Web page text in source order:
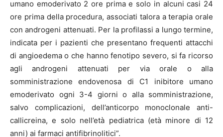
umano emoderivato 2 ore prima e solo in alcuni casi 24
ore prima della procedura, associati talora a terapia orale
con androgeni attenuati. Per la profilassi a lungo termine,
indicata per i pazienti che presentano frequenti attacchi
di angioedema o che hanno fenotipo severo, si fa ricorso
agli androgeni attenuati per via orale o alla
somministrazione endovenosa di C1 inibitore umano
emoderivato ogni 3-4 giorni o alla somministrazione,
salvo complicazioni, dell’anticorpo monoclonale anti-
callicreina, e solo nell’età pediatrica (età minore di 12
anni) ai farmaci antifibrinolitici”.